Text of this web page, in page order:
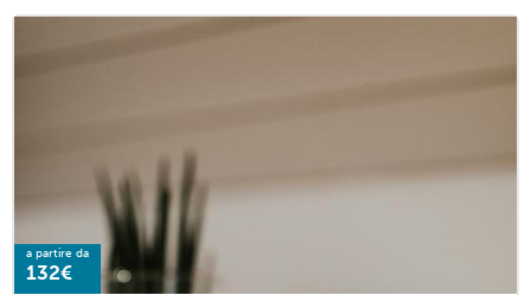
a partire da
132€